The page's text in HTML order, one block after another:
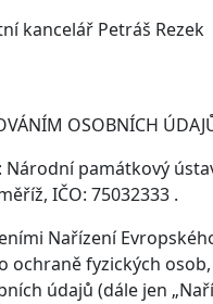
kancelář Petráš Rezek
OSOBNÍCH
památkový
IČO: 75032333 .
Nařízení
ochraně fyzických
údajů (dále jen